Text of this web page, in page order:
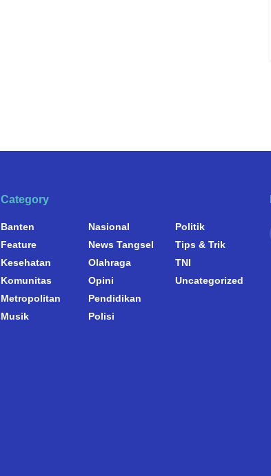
Category
Banten
Feature
Kesehatan
Komunitas
Metropolitan
Musik
Nasional
News Tangsel
Olahraga
Opini
Pendidikan
Polisi
Politik
Tips & Trik
TNI
Uncategorized